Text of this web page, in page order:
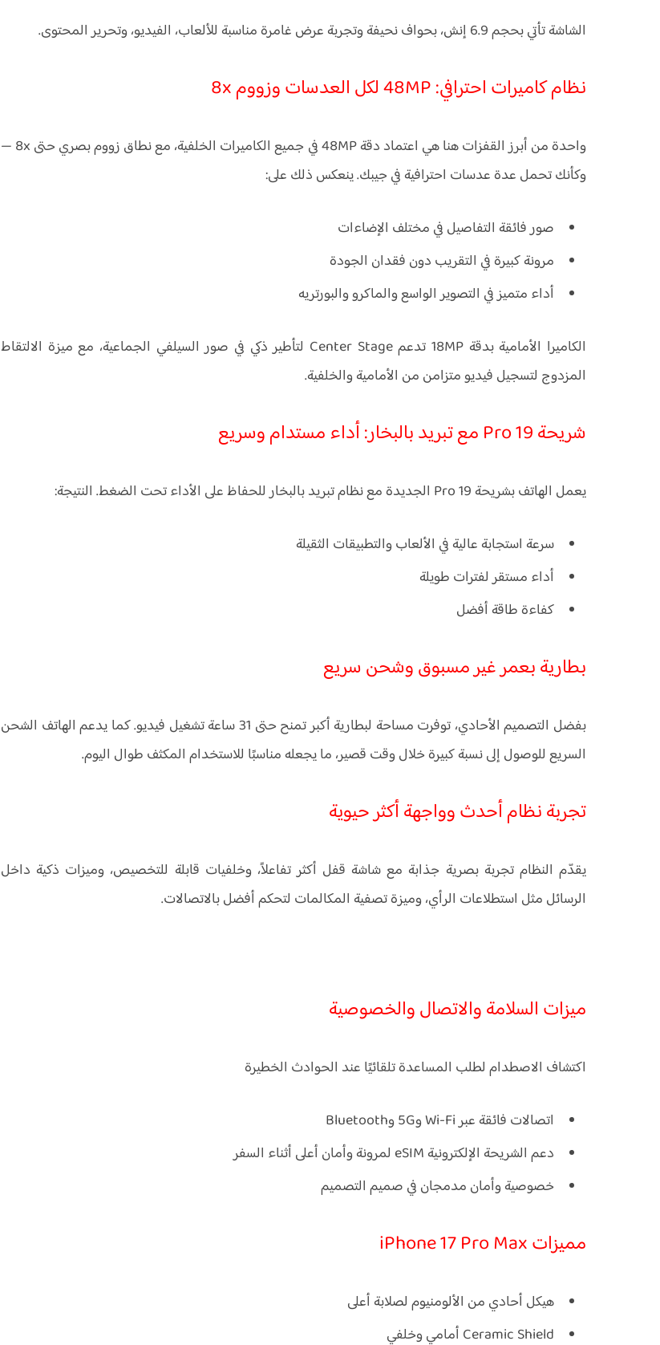
الشاشة تأتي بحجم 6.9 إنش، بحواف نحيفة وتجربة عرض غامرة مناسبة للألعاب، الفيديو، وتحرير المحتوى.
نظام كاميرات احترافي: 48MP لكل العدسات وزووم 8x
واحدة من أبرز القفزات هنا هي اعتماد دقة 48MP في جميع الكاميرات الخلفية، مع نطاق زووم بصري حتى 8x —
وكأنك تحمل عدة عدسات احترافية في جيبك. ينعكس ذلك على:
صور فائقة التفاصيل في مختلف الإضاءات
مرونة كبيرة في التقريب دون فقدان الجودة
أداء متميز في التصوير الواسع والماكرو والبورتريه
الكاميرا الأمامية بدقة 18MP تدعم Center Stage لتأطير ذكي في صور السيلفي الجماعية، مع ميزة الالتقاط
المزدوج لتسجيل فيديو متزامن من الأمامية والخلفية.
شريحة Pro 19 مع تبريد بالبخار: أداء مستدام وسريع
يعمل الهاتف بشريحة Pro 19 الجديدة مع نظام تبريد بالبخار للحفاظ على الأداء تحت الضغط. النتيجة:
سرعة استجابة عالية في الألعاب والتطبيقات الثقيلة
أداء مستقر لفترات طويلة
كفاءة طاقة أفضل
بطارية بعمر غير مسبوق وشحن سريع
بفضل التصميم الأحادي، توفرت مساحة لبطارية أكبر تمنح حتى 31 ساعة تشغيل فيديو. كما يدعم الهاتف الشحن
السريع للوصول إلى نسبة كبيرة خلال وقت قصير، ما يجعله مناسبًا للاستخدام المكثف طوال اليوم.
تجربة نظام أحدث وواجهة أكثر حيوية
يقدّم النظام تجربة بصرية جذابة مع شاشة قفل أكثر تفاعلاً، وخلفيات قابلة للتخصيص، وميزات ذكية داخل
الرسائل مثل استطلاعات الرأي، وميزة تصفية المكالمات لتحكم أفضل بالاتصالات.
ميزات السلامة والاتصال والخصوصية
اكتشاف الاصطدام لطلب المساعدة تلقائيًا عند الحوادث الخطيرة
اتصالات فائقة عبر Wi-Fi و5G وBluetooth
دعم الشريحة الإلكترونية eSIM لمرونة وأمان أعلى أثناء السفر
خصوصية وأمان مدمجان في صميم التصميم
مميزات iPhone 17 Pro Max
هيكل أحادي من الألومنيوم لصلابة أعلى
Ceramic Shield أمامي وخلفي